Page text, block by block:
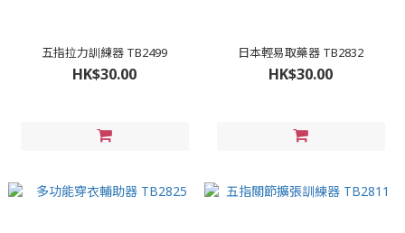
五指拉力訓練器 TB2499
HK$30.00
日本輕易取藥器 TB2832
HK$30.00